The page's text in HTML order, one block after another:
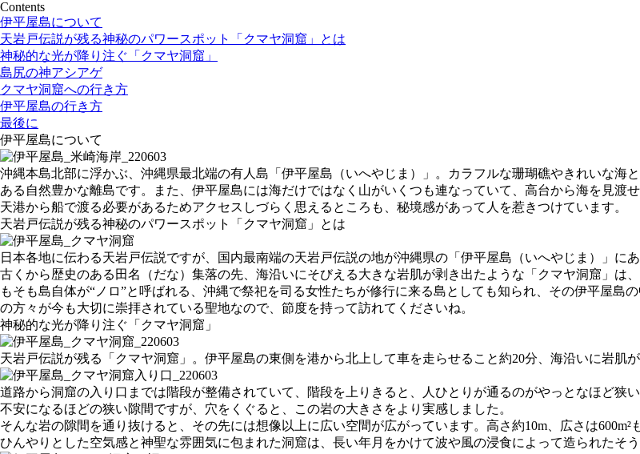
Contents
伊平屋島について
天岩戸伝説が残る神秘のパワースポット「クマヤ洞窟」とは
神秘的な光が降り注ぐ「クマヤ洞窟」
島尻の神アシアゲ
クマヤ洞窟への行き方
伊平屋島の行き方
最後に
伊平屋島について
沖縄本島北部に浮かぶ、沖縄県最北端の有人島「伊平屋島（いへやじま）」。カラフルな珊瑚礁やきれいな
ある自然豊かな離島です。また、伊平屋島には海だけではなく山がいくつも連なっていて、高台から海を見
天港から船で渡る必要があるためアクセスしづらく思えるところも、秘境感があって人を惹きつけています。
天岩戸伝説が残る神秘のパワースポット「クマヤ洞窟」とは
日本各地に伝わる天岩戸伝説ですが、国内最南端の天岩戸伝説の地が沖縄県の「伊平屋島（いへやじま）」
古くから歴史のある田名（だな）集落の先、海沿いにそびえる大きな岩肌が剥き出たような「クマヤ洞窟」は
もそも島自体が“ノロ”と呼ばれる、沖縄で祭祀を司る女性たちが修行に来る島としても知られ、その伊平屋島
の方々が今も大切に崇拝されている聖地なので、節度を持って訪れてくださいね。
神秘的な光が降り注ぐ「クマヤ洞窟」
天岩戸伝説が残る「クマヤ洞窟」。伊平屋島の東側を港から北上して車を走らせること約20分、海沿いに岩肌
道路から洞窟の入り口までは階段が整備されていて、階段を上りきると、人ひとりが通るのがやっとなほど
不安になるほどの狭い隙間ですが、穴をくぐると、この岩の大きさをより実感しました。
そんな岩の隙間を通り抜けると、その先には想像以上に広い空間が広がっています。高さ約10m、広さは
ひんやりとした空気感と神聖な雰囲気に包まれた洞窟は、長い年月をかけて波や風の浸食によって造られたそう